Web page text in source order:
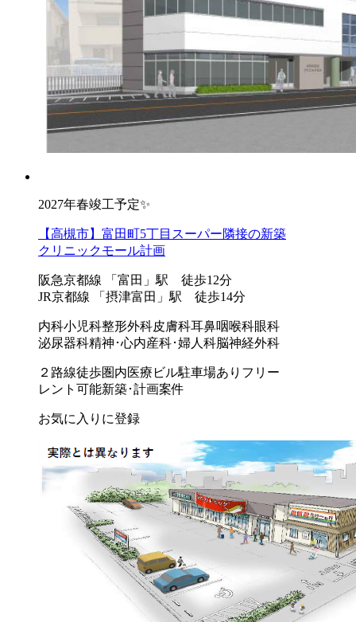
2027年春竣工予定✨
【高槻市】富田町5丁目スーパー隣接の新築
クリニックモール計画
阪急京都線 「富田」駅 徒歩12分
JR京都線 「摂津富田」駅 徒歩14分
内科小児科整形外科皮膚科耳鼻咽喉科眼科
泌尿器科精神･心内産科･婦人科脳神経外科
２路線徒歩圏内医療ビル駐車場あり フリー
レント可能新築･計画案件
お気に入りに登録